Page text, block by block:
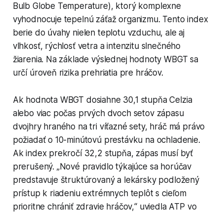
Bulb Globe Temperature), ktorý komplexne
vyhodnocuje tepelnú záťaž organizmu. Tento index
berie do úvahy nielen teplotu vzduchu, ale aj
vlhkosť, rýchlosť vetra a intenzitu slnečného
žiarenia. Na základe výslednej hodnoty WBGT sa
určí úroveň rizika prehriatia pre hráčov.
Ak hodnota WBGT dosiahne 30,1 stupňa Celzia
alebo viac počas prvých dvoch setov zápasu
dvojhry hraného na tri víťazné sety, hráč má právo
požiadať o 10-minútovú prestávku na ochladenie.
Ak index prekročí 32,2 stupňa, zápas musí byť
prerušený. „Nové pravidlo týkajúce sa horúčav
predstavuje štruktúrovaný a lekársky podložený
prístup k riadeniu extrémnych teplôt s cieľom
prioritne chrániť zdravie hráčov,“ uviedla ATP vo